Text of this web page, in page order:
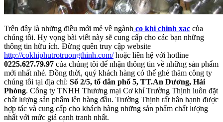
Trên đây là những điều mới mẻ về ngành co khi chinh xac của
chúng tôi. Hy vọng bài viết này sẽ cung cấp cho các bạn những
thông tin hữu ích. Đừng quên truy cập website
http://cokhiphutrotruongthinh.com/hoặc liên hệ với hotline
0225.627.79.97 của chúng tôi để nhận thông tin về những sản phẩm
mới nhất nhé. Đồng thời, quý khách hàng có thể ghé thăm công ty
chúng tôi tại địa chỉ: Số 2/5, tổ dân phố 5, TT.An Dương, Hải
Phòng. Công ty TNHH Thương mại Cơ khí Trường Thịnh luôn đặt
chất lượng sản phẩm lên hàng đầu. Trường Thịnh rất hân hạnh được
hợp tác và cung cấp cho khách hàng những sản phẩm chất lượng
nhất với mức giá cạnh tranh nhất.